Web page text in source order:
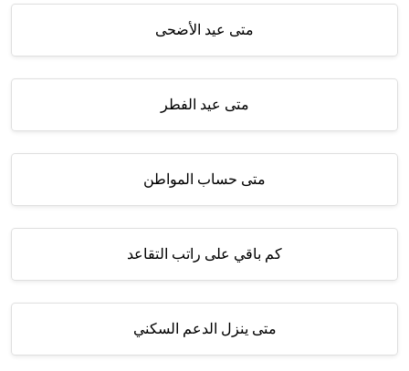
متى عيد الأضحى
متى عيد الفطر
متى حساب المواطن
كم باقي على راتب التقاعد
متى ينزل الدعم السكني